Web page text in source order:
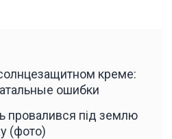
креме:
ошибки
провалився під землю
(фото)